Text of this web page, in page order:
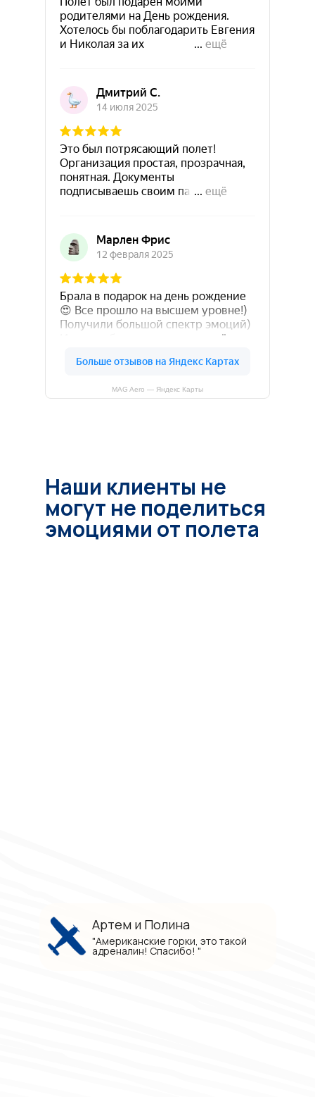
MAG Aero — Яндекс Карты
"Американские горки, это такой
адреналин! Спасибо! "
Артем и Полина
Наши клиенты не
могут не поделиться
эмоциями от полета